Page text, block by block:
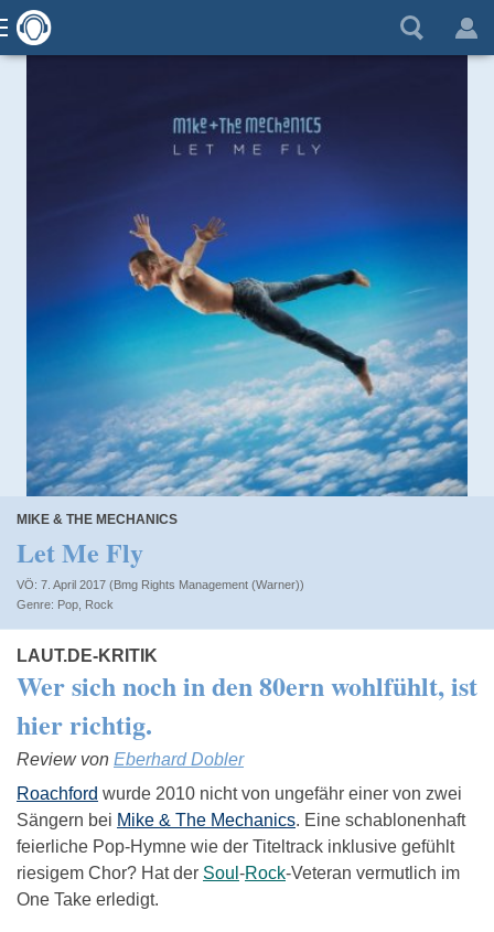
MIKE & THE MECHANICS
Let Me Fly
VÖ: 7. April 2017 (Bmg Rights Management (Warner))
Pop Rock
LAUT.DE-KRITIK
Wer sich noch in den 80ern wohlfühlt, ist
hier richtig.
Review von Eberhard Dobler
Roachford wurde 2010 nicht von ungefähr einer von zwei
Sängern bei Mike & The Mechanics. Eine schablonenhaft
feierliche Pop-Hymne wie der Titeltrack inklusive gefühlt
riesigem Chor? Hat der Soul -Rock-Veteran vermutlich im
One Take erledigt.